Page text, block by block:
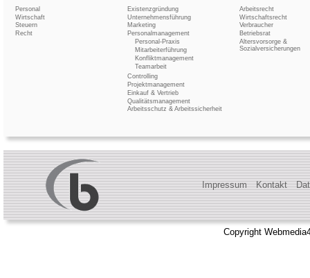
Personal
Wirtschaft
Steuern
Recht
Existenzgründung
Unternehmensführung
Marketing
Personalmanagement
Personal-Praxis
Mitarbeiterführung
Konfliktmanagement
Teamarbeit
Controlling
Projektmanagement
Einkauf & Vertrieb
Qualitätsmanagement
Arbeitsschutz & Arbeitssicherheit
Arbeitsrecht
Wirtschaftsrecht
Verbraucher
Betriebsrat
Altersvorsorge &
Sozialversicherungen
Impressum Kontakt
Copyright